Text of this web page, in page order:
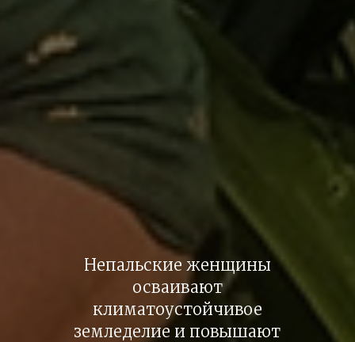
Непальские женщины
осваивают
климатоустойчивое
земледелие и повышают